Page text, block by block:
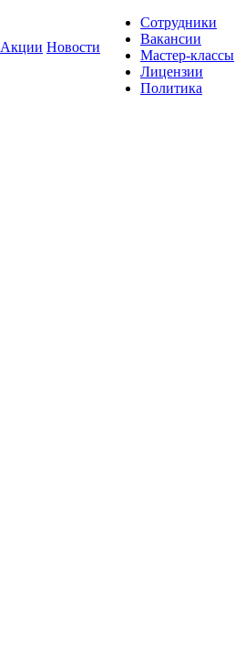
Акции Новости
Сотрудники
Вакансии
Мастер-классы
Лицензии
Политика